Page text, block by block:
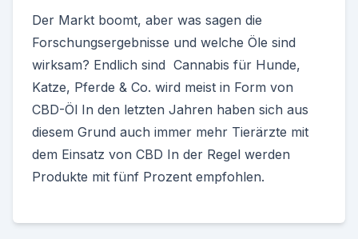
Der Markt boomt, aber was sagen die
Forschungsergebnisse und welche Öle sind
wirksam? Endlich sind Cannabis für Hunde,
Katze, Pferde & Co. wird meist in Form von
CBD-Öl In den letzten Jahren haben sich aus
diesem Grund auch immer mehr Tierärzte mit
dem Einsatz von CBD In der Regel werden
Produkte mit fünf Prozent empfohlen.